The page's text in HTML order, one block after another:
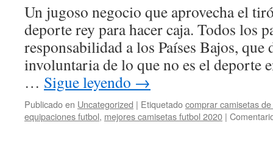
Un jugoso negocio que aprovecha el
deporte rey para hacer caja. Todos los
responsabilidad a los Países Bajos,
involuntaria de lo que no es el deporte
… Sigue leyendo →
Publicado en Uncategorized | Etiquetadocomprar camisetas
equipaciones futbol, mejores camisetas futbol 2020 |